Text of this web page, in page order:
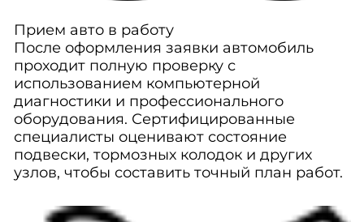
Прием авто в работу
После оформления заявки автомобиль
проходит полную проверку с
использованием компьютерной
диагностики и профессионального
оборудования. Сертифицированные
специалисты оценивают состояние
подвески, тормозных колодок и других
узлов, чтобы составить точный план работ.